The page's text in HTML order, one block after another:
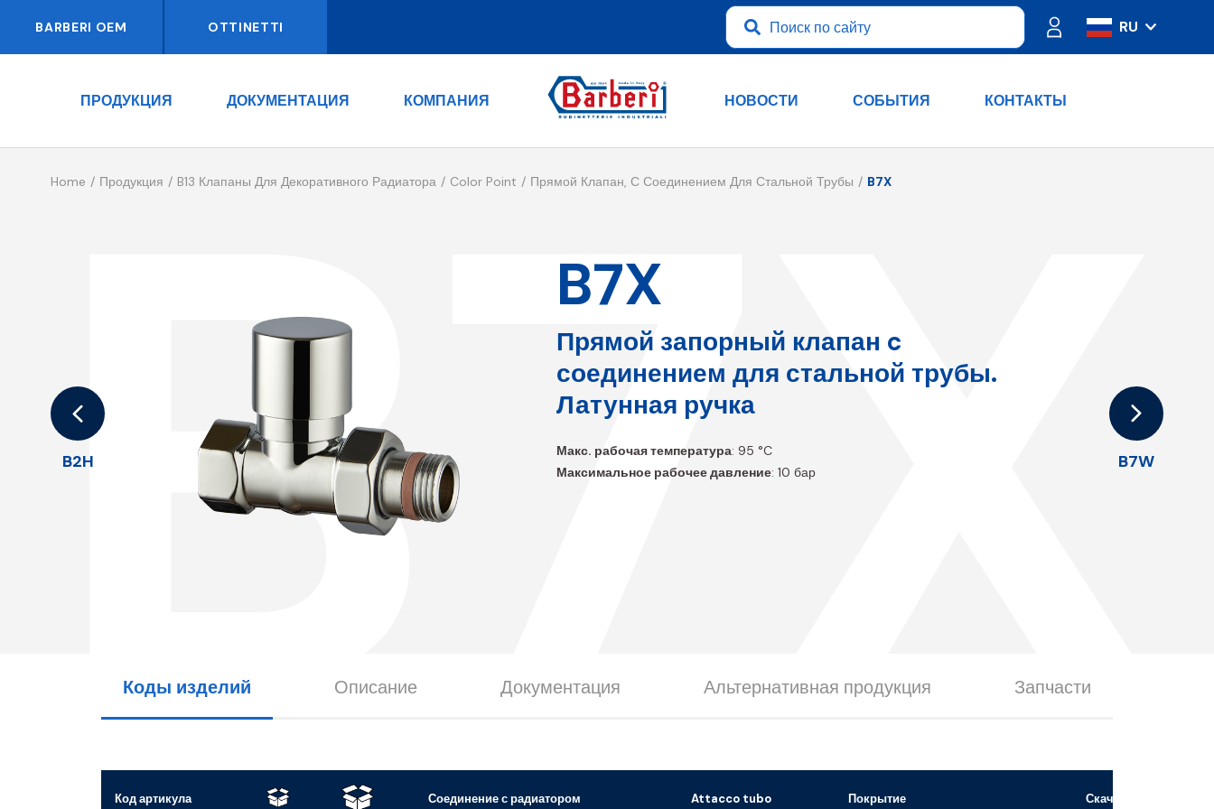
BARBERI OEM OTTINETTI
RU
IT
PT
ПРОДУКЦИЯ ДОКУМЕНТАЦИЯ КОМПАНИЯ НОВОСТИ СОБЫТИЯ КОНТАКТЫ
Home Продукция B13 Клапаны Для Декоративного Радиатора Color Point Прямой Клапан, С Соединением Для Стальной Трубы B7X
B7X
B2H B7W
B7X
Прямой запорный клапан c
соединением для стальной трубы.
Латунная ручка
Макс. рабочая температура: 95 °C
Максимальное рабочее давление: 10 бар
Коды изделий Описание Документация Альтернативная продукция Запчасти
Код артикула Соединение с радиатором Attacco tubo Покрытие Скачать файл 3D